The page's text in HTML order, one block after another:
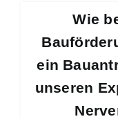
Wie
ein
unseren